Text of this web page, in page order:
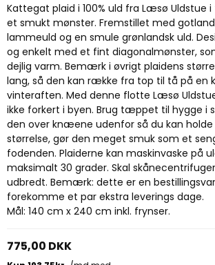
Kattegat plaid i 100% uld fra Læsø Uldstue
et smukt mønster. Fremstillet med
lammeuld og en smule grønlandsk uld.
og enkelt med et fint diagonalmønster,
dejlig varm. Bemærk i øvrigt plaidens
lang, så den kan række fra top til tå på en
vinteraften. Med denne flotte Læsø
ikke forkert i byen. Brug tæppet til hygge i
den over knæene udenfor så du kan holde
størrelse, gør den meget smuk som et
fodenden. Plaiderne kan maskinvaske på
maksimalt 30 grader. Skal
udbredt. Bemærk: dette er en
forekomme et par ekstra leverings dage.
Mål: 140 cm x 240 cm inkl. frynser.
775,00 DKK